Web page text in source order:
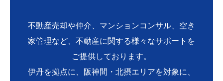
不動産売却や仲介、マンションコンサル、空き
家管理など、不動産に関する様々なサポートを
ご提供しております。
伊丹を拠点に、阪神間・北摂エリアを対象に、